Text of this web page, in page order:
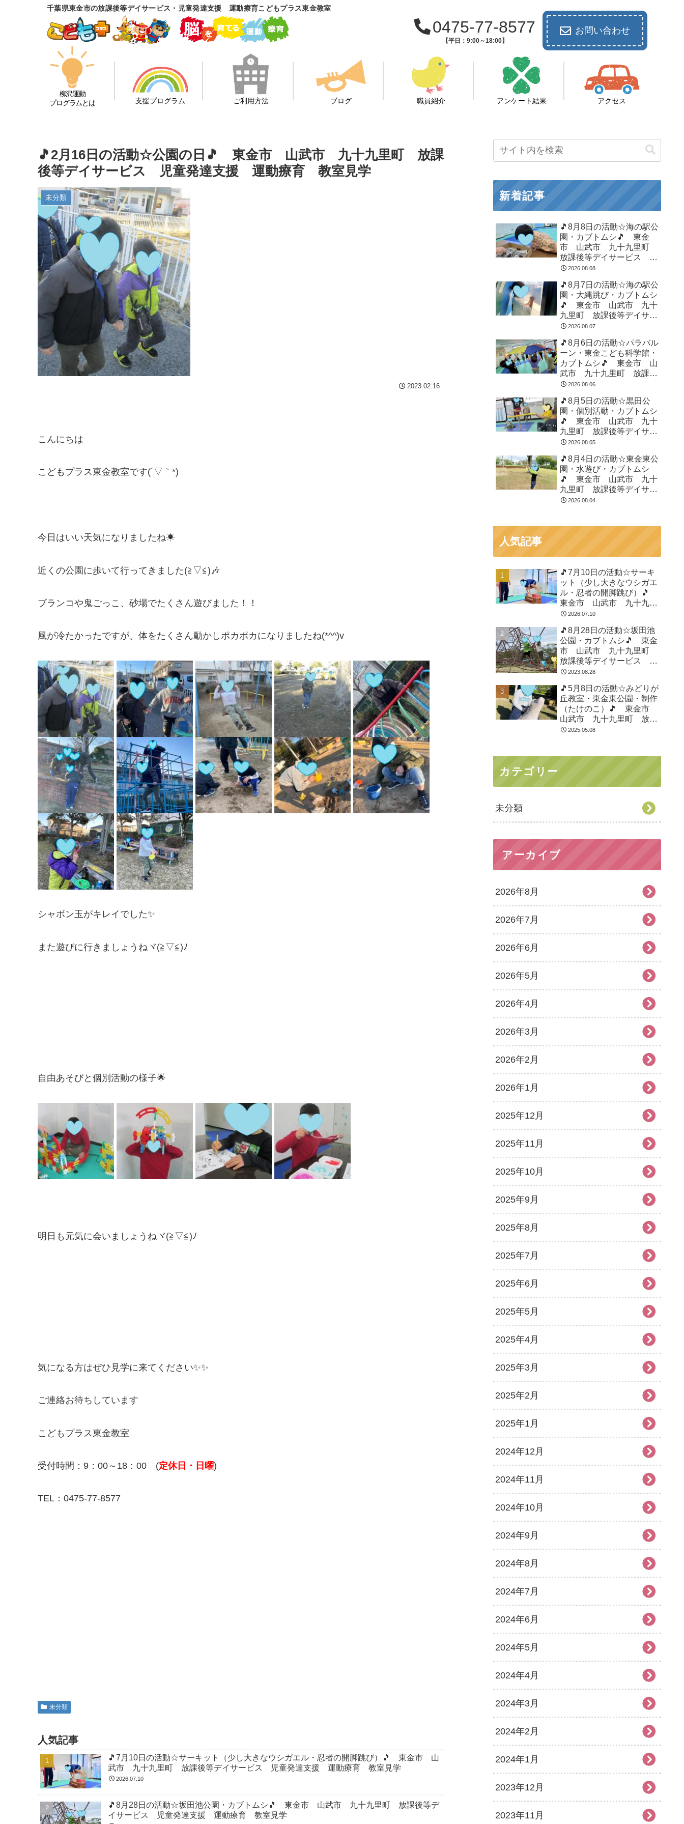
千葉県東金市の放課後等デイサービス・児童発達支援 運動療育こどもプラス東金教室
0475-77-8577
【平日：9:00～18:00】
お問い合わせ
柳沢運動
プログラムとは
支援プログラム ご利用方法 ブログ 職員紹介 アンケート結果 アクセス
🎵2月16日の活動☆公園の日🎵 東金市 山武市 九十九里町 放課
後等デイサービス 児童発達支援 運動療育 教室見学
未分類
2023.02.16
こんにちは
こどもプラス東金教室です(´▽｀*)
今日はいい天気になりましたね☀
近くの公園に歩いて行ってきました(≧▽≦)🎶
ブランコや鬼ごっこ、砂場でたくさん遊びました！！
風が冷たかったですが、体をたくさん動かしポカポカになりましたね(*^^)v
シャボン玉がキレイでした✨
また遊びに行きましょうねヾ(≧▽≦)ﾉ
自由あそびと個別活動の様子🌟
明日も元気に会いましょうねヾ(≧▽≦)ﾉ
気になる方はぜひ見学に来てください✨✨
ご連絡お待ちしています
こどもプラス東金教室
受付時間：9：00～18：00 (定休日・日曜)
TEL：0475-77-8577
未分類
人気記事
🎵7月10日の活動☆サーキット（少し大きなウシガエル・忍者の開脚跳び）🎵 東金市 山
武市 九十九里町 放課後等デイサービス 児童発達支援 運動療育 教室見学
2026.07.10
🎵8月28日の活動☆坂田池公園・カブトムシ🎵 東金市 山武市 九十九里町 放課後等デ
イサービス 児童発達支援 運動療育 教室見学
新着記事
🎵8月8日の活動☆海の駅公
園・カブトムシ🎵 東金
市 山武市 九十九里町
放課後等デイサービス 児
童発達支援 運動療育 教
2026.08.08
🎵8月7日の活動☆海の駅公
園・大縄跳び・カブトムシ
🎵 東金市 山武市 九十
九里町 放課後等デイサー
ビス 児童発達支援 運動
2026.08.07
🎵8月6日の活動☆パラバル
ーン・東金こども科学館・
カブトムシ🎵 東金市 山
武市 九十九里町 放課後
等デイサービス 児童発達
2026.08.06
🎵8月5日の活動☆黒田公
園・個別活動・カブトムシ
🎵 東金市 山武市 九十
九里町 放課後等デイサー
ビス 児童発達支援 運動
2026.08.05
🎵8月4日の活動☆東金東公
園・水遊び・カブトムシ
🎵 東金市 山武市 九十
九里町 放課後等デイサー
ビス 児童発達支援 運動
2026.08.04
人気記事
🎵7月10日の活動☆サーキ
ット（少し大きなウシガエ
ル・忍者の開脚跳び）🎵
東金市 山武市 九十九里
町 放課後等デイサービ
育 教室見学
2026.07.10
🎵8月28日の活動☆坂田池
公園・カブトムシ🎵 東金
市 山武市 九十九里町
放課後等デイサービス 児
童発達支援 運動療育 教
2023.08.28
🎵5月8日の活動☆みどりが
丘教室・東金東公園・制作
（たけのこ）🎵 東金市
山武市 九十九里町 放課
後等デイサービス 児童発
2025.05.08
カテゴリー
未分類
アーカイブ
2026年8月
2026年7月
2026年6月
2026年5月
2026年4月
2026年3月
2026年2月
2026年1月
2025年12月
2025年11月
2025年10月
2025年9月
2025年8月
2025年7月
2025年6月
2025年5月
2025年4月
2025年3月
2025年2月
2025年1月
2024年12月
2024年11月
2024年10月
2024年9月
2024年8月
2024年7月
2024年6月
2024年5月
2024年4月
2024年3月
2024年2月
2024年1月
2023年12月
2023年11月